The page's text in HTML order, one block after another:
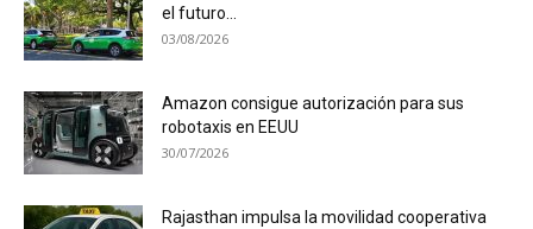
el futuro...
03/08/2026
Amazon consigue autorización para sus
robotaxis en EEUU
30/07/2026
Rajasthan impulsa la movilidad cooperativa